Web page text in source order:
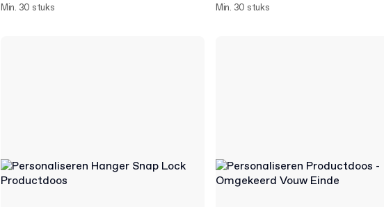
Min. 30 stuks
Min. 30 stuks